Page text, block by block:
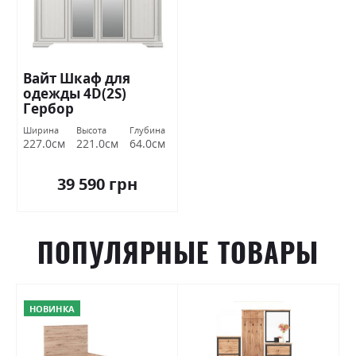
Вайт Шкаф для
одежды 4D(2S)
Гербор
Ширина
227.0см
Высота
221.0см
Глубина
64.0см
39 590 грн
ПОПУЛЯРНЫЕ ТОВАРЫ
НОВИНКА